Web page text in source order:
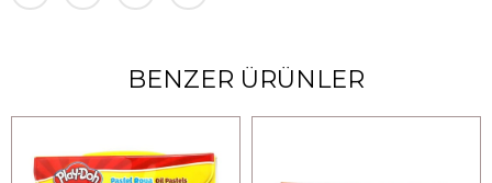
BENZER ÜRÜNLER